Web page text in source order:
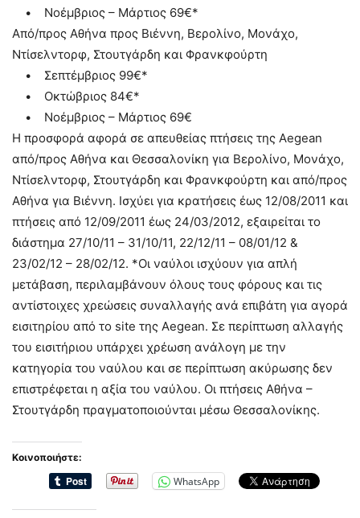
• Νοέμβριος – Μάρτιος 69€*
Από/προς Αθήνα προς Βιέννη, Βερολίνο, Μονάχο,
Ντίσελντορφ, Στουτγάρδη και Φρανκφούρτη
• Σεπτέμβριος 99€*
• Οκτώβριος 84€*
• Νοέμβριος – Μάρτιος 69€
Η προσφορά αφορά σε απευθείας πτήσεις της Aegean
από/προς Αθήνα και Θεσσαλονίκη για Βερολίνο, Μονάχο,
Ντίσελντορφ, Στουτγάρδη και Φρανκφούρτη και από/προς
Αθήνα για Βιέννη. Ισχύει για κρατήσεις έως 12/08/2011 και
πτήσεις από 12/09/2011 έως 24/03/2012, εξαιρείται το
διάστημα 27/10/11 – 31/10/11, 22/12/11 – 08/01/12 &
23/02/12 – 28/02/12. *Οι ναύλοι ισχύουν για απλή
μετάβαση, περιλαμβάνουν όλους τους φόρους και τις
αντίστοιχες χρεώσεις συναλλαγής ανά επιβάτη για αγορά
εισιτηρίου από το site της Aegean. Σε περίπτωση αλλαγής
του εισιτήριου υπάρχει χρέωση ανάλογη με την
κατηγορία του ναύλου και σε περίπτωση ακύρωσης δεν
επιστρέφεται η αξία του ναύλου. Οι πτήσεις Αθήνα –
Στουτγάρδη πραγματοποιούνται μέσω Θεσσαλονίκης.
Κοινοποιήστε:
WhatsApp